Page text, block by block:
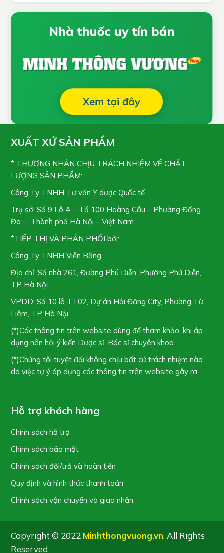
XUẤT XỨ SẢN PHẨM
* THƯƠNG NHÂN CHỊU TRÁCH NHIỆM VỀ CHẤT
LƯỢNG SẢN PHẨM:
Công Ty TNHH Tư vấn Y dược Quốc tế
Trụ sở: Số 9 Lô A – Tổ 100 Hoàng Cầu – Phường Đống
Đa – Thành phố Hà Nội – Việt Nam
*TIẾP THỊ VÀ PHÂN PHỐI bởi:
Công Ty TNHH Viễn Bằng
Địa chỉ: Số nhà 261, Đường Phú Diễn, Phường Phú Diễn,
TP Hà Nội
VPDD: Số 10 lô TT02, Dự án Hải Đăng City, Phường Từ
Liêm, TP Hà Nội
(*)Các thông tin trên website dùng để tham khảo, khi áp
dụng nên hỏi ý kiến Dược sĩ, Bác sĩ chuyên khoa
(*)Chúng tôi tuyệt đối không chịu bất cứ trách nhiệm nào
do việc tự ý áp dụng các thông tin trên website gây ra.
Hỗ trợ khách hàng
Chính sách hỗ trợ
Chính sách bảo mật
Chính sách đổi/trả và hoàn tiền
Quy định và hình thức thanh toán
Chính sách vận chuyển và giao nhận
Copyright © 2022 Minhthongvuong.vn. All Rights
Reserved